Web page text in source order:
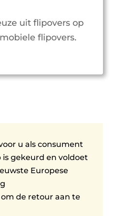
uit flipovers op
flipovers.
u als consument
is gekeurd en voldoet
Europese
om de retour aan te